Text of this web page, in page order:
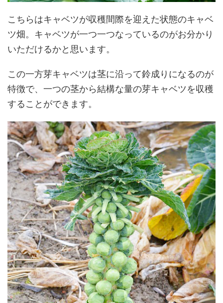
こちらはキャベツが収穫間際を迎えた状態のキャベ
ツ畑。キャベツが一つ一つなっているのがお分かり
いただけるかと思います。
この一方芽キャベツは茎に沿って鈴成りになるのが
特徴で、一つの茎から結構な量の芽キャベツを収穫
することができます。